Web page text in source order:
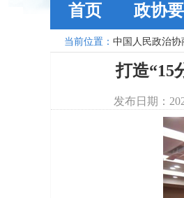
首页 政协
当前位置： 中国人民政治
打造“15
发布日期：